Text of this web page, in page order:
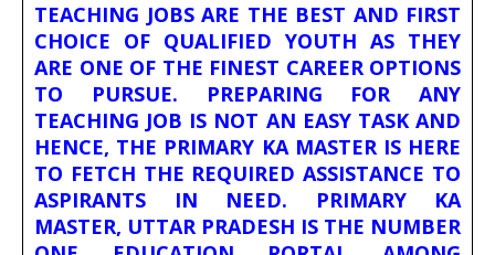
TEACHING JOBS ARE THE BEST AND FIRST
CHOICE OF QUALIFIED YOUTH AS THEY
ARE ONE OF THE FINEST CAREER OPTIONS
TO PURSUE. PREPARING FOR ANY
TEACHING JOB IS NOT AN EASY TASK AND
HENCE, THE PRIMARY KA MASTER IS HERE
TO FETCH THE REQUIRED ASSISTANCE TO
ASPIRANTS IN NEED. PRIMARY KA
MASTER, UTTAR PRADESH IS THE NUMBER